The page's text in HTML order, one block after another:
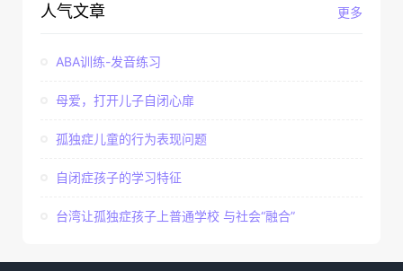
更多
人气文章
ABA训练-发音练习
母爱，打开儿子自闭心扉
孤独症儿童的行为表现问题
自闭症孩子的学习特征
台湾让孤独症孩子上普通学校 与社会“融合”